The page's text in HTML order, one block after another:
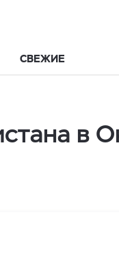
СВЕЖИЕ
в